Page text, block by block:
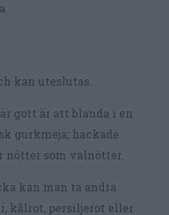
kan uteslutas.
gott är att blanda i en
gurkmeja; hackade
nötter som valnötter.
kan man ta andra
kålrot, persiljerot eller